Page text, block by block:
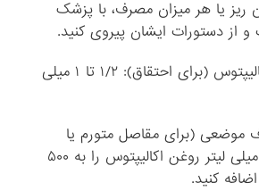
ریز یا هر میزان مصرف، با پزشک
از دستورات ایشان پیروی کنید.
* جوشانده برگ اکالیپتوس (برای احتقاق): ۱/۲ تا ۱ میلی
موضعی (برای مقاصل متورم یا
احتقاق سینه): ۳۰ میلی لیتر روغن اکالیپتوس را به ۵۰۰
کنید.